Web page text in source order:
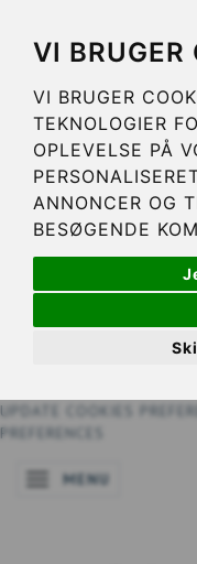
VI BRUGER
VI BRUGER
TEKNOLOGIER
OPLEVELSE PÅ
ANNONCER OG
BESØGENDE
UPDATE COOKIES
PREFERENCES
SKIFTE NAVIGATION
MENU